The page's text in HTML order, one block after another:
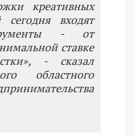
креативных
входят
- от
ставке
- сказал
областного